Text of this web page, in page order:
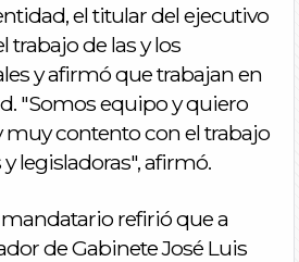
el titular del ejecutivo
trabajo de las y los
y afirmó que trabajan en
"Somos equipo y quiero
contento con el trabajo
legisladoras", afirmó.
refirió que a
de Gabinete José Luis